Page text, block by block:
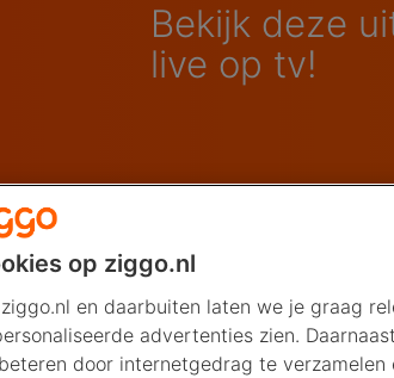
Bekijk deze
live op tv!
elftal
3 juni 2026 speelt Nederland in
op ziggo.nl
en daarbuiten laten we je graag
advertenties zien.
door internetgedrag te verzamelen